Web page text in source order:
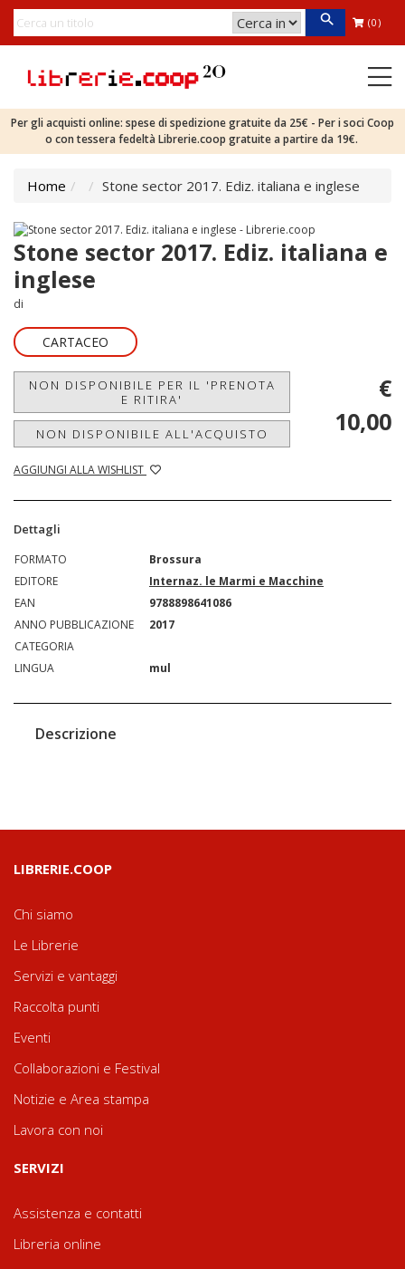
(0)
Per gli acquisti online: spese di spedizione gratuite da 25€ - Per i soci Coop
o con tessera fedeltà Librerie.coop gratuite a partire da 19€.
Home Stone sector 2017. Ediz. italiana e inglese
Stone sector 2017. Ediz. italiana e
inglese
di
CARTACEO
NON DISPONIBILE PER IL 'PRENOTA
E RITIRA'
NON DISPONIBILE ALL'ACQUISTO
AGGIUNGI ALLA WISHLIST
€
10,00
Dettagli
FORMATO
Brossura
EDITORE
Internaz. le Marmi e Macchine
EAN
9788898641086
ANNO PUBBLICAZIONE
2017
CATEGORIA
LINGUA
mul
Descrizione
LIBRERIE.COOP
Chi siamo
Le Librerie
Servizi e vantaggi
Raccolta punti
Eventi
Collaborazioni e Festival
Notizie e Area stampa
Lavora con noi
SERVIZI
Assistenza e contatti
Libreria online